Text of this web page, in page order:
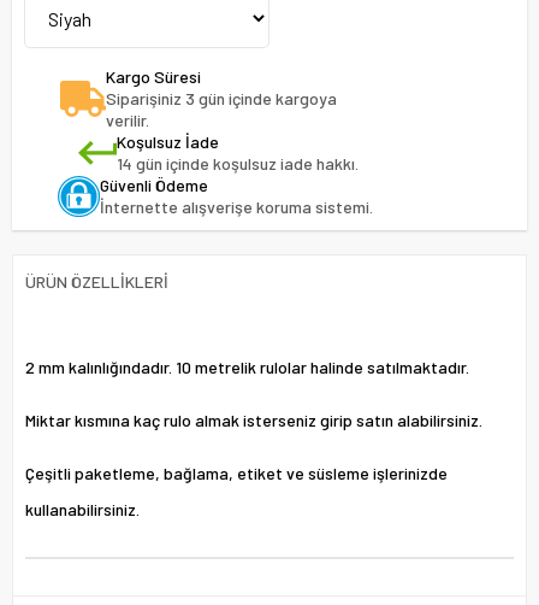
Kargo Süresi
Siparişiniz 3 gün içinde kargoya
verilir.
Koşulsuz İade
14 gün içinde koşulsuz iade hakkı.
Güvenli Ödeme
İnternette alışverişe koruma sistemi.
ÜRÜN ÖZELLIKLERI
2 mm kalınlığındadır. 10 metrelik rulolar halinde satılmaktadır.
Miktar kısmına kaç rulo almak isterseniz girip satın alabilirsiniz.
Çeşitli paketleme, bağlama, etiket ve süsleme işlerinizde
kullanabilirsiniz.